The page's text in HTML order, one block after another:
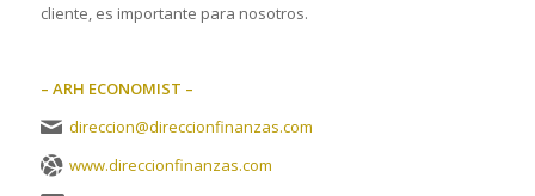
cliente, es importante para nosotros.
– ARH ECONOMIST –
direccion@direccionfinanzas.com
www.direccionfinanzas.com